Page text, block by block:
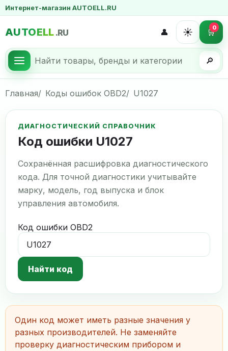
Интернет-магазин AUTOELL.RU
AUTOELL .RU
🔎
👤 ☀️ 🛒0
Главная Коды ошибок OBD2 U1027
ДИАГНОСТИЧЕСКИЙ СПРАВОЧНИК
Код ошибки U1027
Сохранённая расшифровка диагностического
кода. Для точной диагностики учитывайте
марку, модель, год выпуска и блок
управления автомобиля.
Код ошибки OBD2
Найти код
Один код может иметь разные значения у
разных производителей. Не заменяйте
проверку диагностическим прибором и